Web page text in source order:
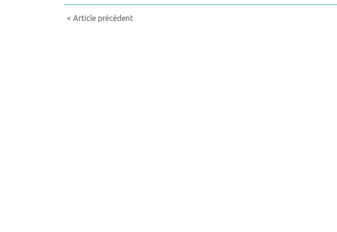
Continue
< Article précédent